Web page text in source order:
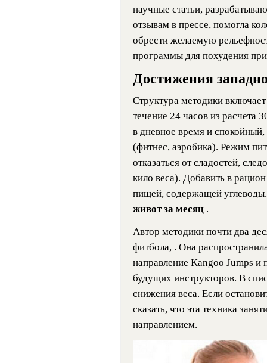
научные статьи,
отзывам в прессе, помогла
обрести желаемую
программы для похудения
Достижения
Структура методики
течение 24 часов из расчета
в дневное время и
(фитнес, аэробика). Режим
отказаться от сладостей,
кило веса). Добавить в
пищей, содержащей
живот за месяц .
Автор методики почти два
фитбола, . Она
направление Kangoo Jumps и
будущих инструкторов. В
снижения веса. Если
сказать, что эта техника
направлением.